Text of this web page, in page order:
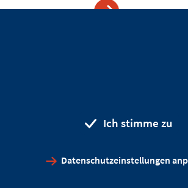
Ich stimme zu
Datenschutzeinstellungen